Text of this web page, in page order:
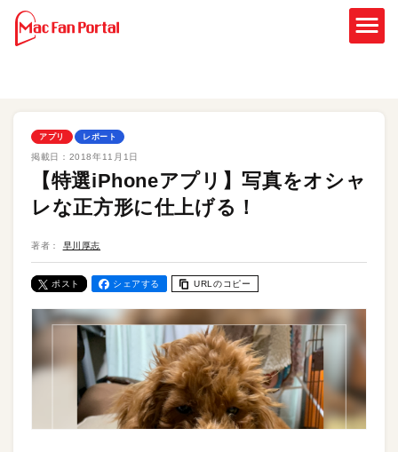
アプリ レポート
掲載日： 2018年11月1日
【特選iPhoneアプリ】写真をオシャ
レな正方形に仕上げる！
著者： 早川厚志
ポスト シェアする URLのコピー